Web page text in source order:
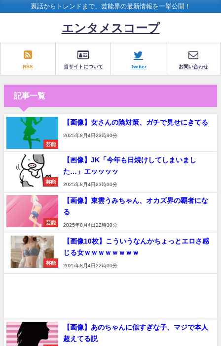
裏話からトレンドまで、芸能界の最新情報を一挙公開！
エンタメスコープ
RSS 当サイトについて Twitter お問い合わせ
記事一覧
芸能
【画像】女さんの陰対策、ガチで見せにきてる
2025年8月4日23時30分
芸能
【画像】JK「今年も日焼けしてしまいまし
た…」エッッッッ
2025年8月4日23時00分
芸能
【画像】東雲うみちゃん、オカズ界の覇者にな
る
2025年8月4日22時30分
芸能
【画像10枚】こういうなんかちょっとエロさ感
じる女ｗｗｗｗｗｗｗｗ
2025年8月4日22時00分
【画像】あのちゃんに似すぎな子、マジで本人
超えてる説